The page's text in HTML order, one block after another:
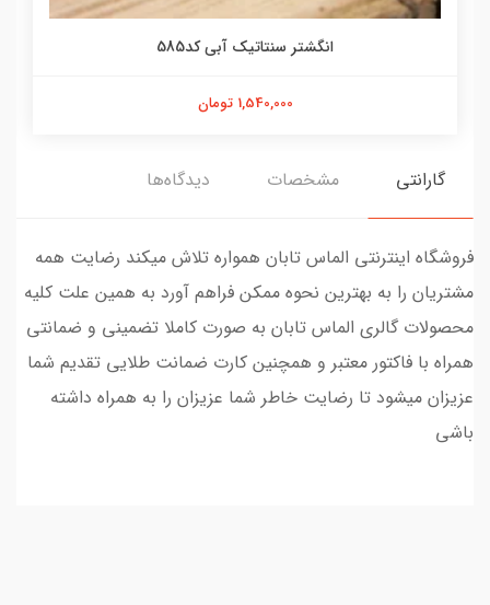
انگشتر سنتاتیک آبی کد585
1,540,000 تومان
گارانتی مشخصات دیدگاه‌ها
فروشگاه اینترنتی الماس تابان همواره تلاش میکند رضایت همه
مشتریان را به بهترین نحوه ممکن فراهم آورد به همین علت کلیه
محصولات گالری الماس تابان به صورت کاملا تضمینی و ضمانتی
همراه با فاکتور معتبر و همچنین کارت ضمانت طلایی تقدیم شما
عزیزان میشود تا رضایت خاطر شما عزیزان را به همراه داشته
باشی